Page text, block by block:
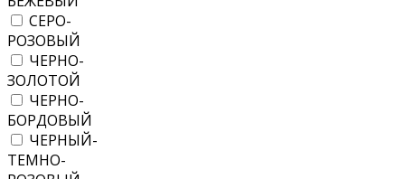
СЕРО-
РОЗОВЫЙ
ЧЕРНО-
ЗОЛОТОЙ
ЧЕРНО-
БОРДОВЫЙ
ЧЕРНЫЙ-
ТЕМНО-